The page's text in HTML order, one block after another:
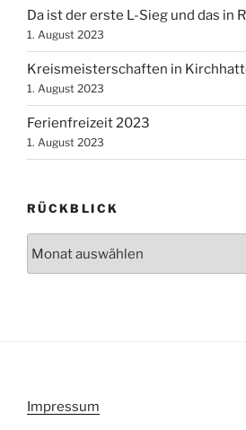
Da ist der erste L-Sieg und das in
1. August 2023
Kreismeisterschaften in
1. August 2023
Ferienfreizeit 2023
1. August 2023
RÜCKBLICK
Impressum